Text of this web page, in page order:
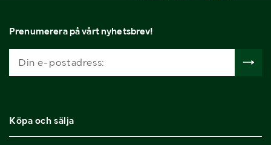
Prenumerera på vårt nyhetsbrev!
Köpa och sälja